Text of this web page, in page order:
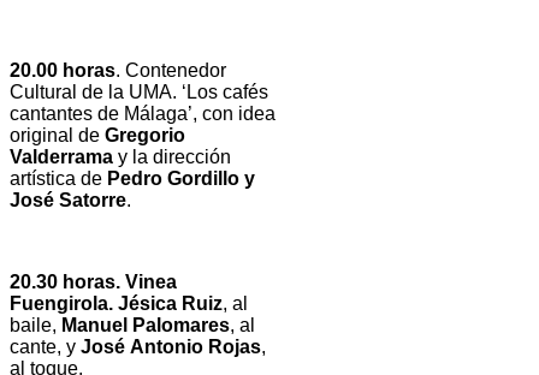
20.00 horas. Contenedor
Cultural de la UMA. ‘Los cafés
cantantes de Málaga’, con idea
original de Gregorio
Valderrama y la dirección
artística de Pedro Gordillo y
José Satorre.
20.30 horas. Vinea
Fuengirola. Jésica Ruiz, al
baile, Manuel Palomares, al
cante, y José Antonio Rojas,
al toque.